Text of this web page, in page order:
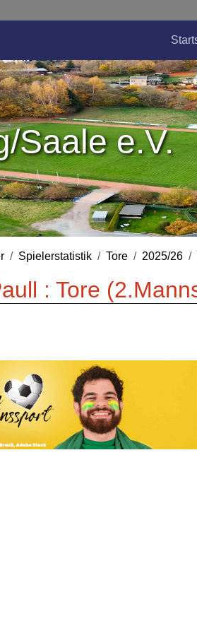
Saale e.V.
Spielerstatistik Tore 2025/26
: Tore